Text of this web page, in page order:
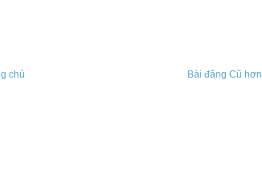
Bài đăng Cũ hơn
chủ